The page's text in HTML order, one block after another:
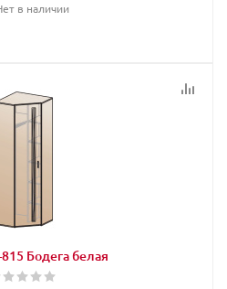
в наличии
Бодега белая